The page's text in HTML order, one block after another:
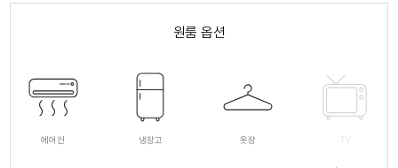
원룸 옵션
에어컨 냉장고 옷장 TV